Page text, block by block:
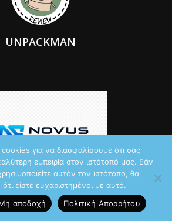
UNPACKMAN
για να διασφαλίσουμε ότι σας
εμπειρία στον ιστότοπό μας. Εάν
αυτόν τον ιστότοπο, θα
είστε ευχαριστημένοι με αυτό.
αποδοχή Πολιτική Aπορρήτου